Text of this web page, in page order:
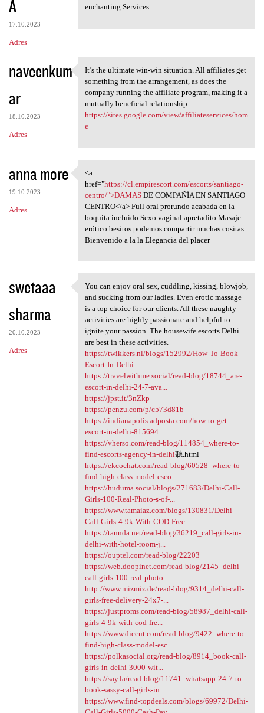
A
17.10.2023
Adres
enchanting Services.
naveenkum
ar
18.10.2023
Adres
It’s the ultimate win-win
It’s the ultimate win-win situation. All affiliates get
something from the arrangement, as does the
company running the affiliate program, making it a
mutually beneficial relationship.
https://sites.google.com/view/affiliateservices/hom
e
anna more
19.10.2023
Adres
<a href="https://cl
<a
href="https://cl.empirescort.com/escorts/santiago-
centro/">DAMASDE COMPAÑÍA EN SANTIAGO
CENTRO</a> Full oral prorundo acabada en la
boquita incluído Sexo vaginal apretadito Masaje
erótico besitos podemos compartir muchas cositas
Bienvenido a la la Elegancia del placer
swetaaa
sharma
20.10.2023
Adres
You can enjoy oral sex,
You can enjoy oral sex, cuddling, kissing, blowjob,
and sucking from our ladies. Even erotic massage
is a top choice for our clients. All these naughty
activities are highly passionate and helpful to
ignite your passion. The housewife escorts Delhi
are best in these activities.
https://twikkers.nl/blogs/152992/How-To-Book-
Escort-In-Delhi
https://travelwithme.social/read-blog/18744_are-
escort-in-delhi-24-7-ava...
https://jpst.it/3nZkp
https://penzu.com/p/c573d81b
https://indianapolis.adposta.com/how-to-get-
escort-in-delhi-815694
https://vherso.com/read-blog/114854_where-to-
find-escorts-agency-in-delhi聽.html
https://ekcochat.com/read-blog/60528_where-to-
find-high-class-model-esco...
https://huduma.social/blogs/271683/Delhi-Call-
Girls-100-Real-Photo-s-of-...
https://www.tamaiaz.com/blogs/130831/Delhi-
Call-Girls-4-9k-With-COD-Free...
https://tannda.net/read-blog/36219_call-girls-in-
delhi-with-hotel-room-j...
https://ouptel.com/read-blog/22203
https://web.doopinet.com/read-blog/2145_delhi-
call-girls-100-real-photo-...
http://www.mizmiz.de/read-blog/9314_delhi-call-
girls-free-delivery-24x7-...
https://justproms.com/read-blog/58987_delhi-call-
girls-4-9k-with-cod-fre...
https://www.diccut.com/read-blog/9422_where-to-
find-high-class-model-esc...
https://polkasocial.org/read-blog/8914_book-call-
girls-in-delhi-3000-wit...
https://say.la/read-blog/11741_whatsapp-24-7-to-
book-sassy-call-girls-in...
https://www.find-topdeals.com/blogs/69972/Delhi-